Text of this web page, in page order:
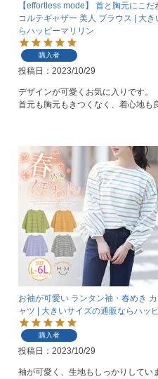
【effortless mode】 首と胸元にこ
コルテギャザー 美人 ブラウス | 大
らハッピーマリリン
購入者
投稿日 2023/10/29
デザインが可愛くお気に入りです。
首元も胸元もきつくなく、着心地も
お袖が可愛い ランタン袖・春めき
ャツ | 大きいサイズの通販ならハッ
購入者
投稿日 2023/10/29
袖が可愛く、生地もしっかりしてい